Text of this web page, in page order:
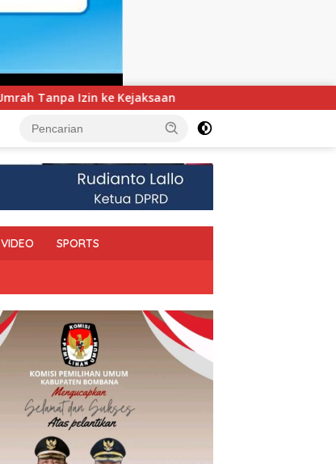
UNIMEN Tambah Delapan Program Studi Baru, Bidik
VIDEO SPORTS